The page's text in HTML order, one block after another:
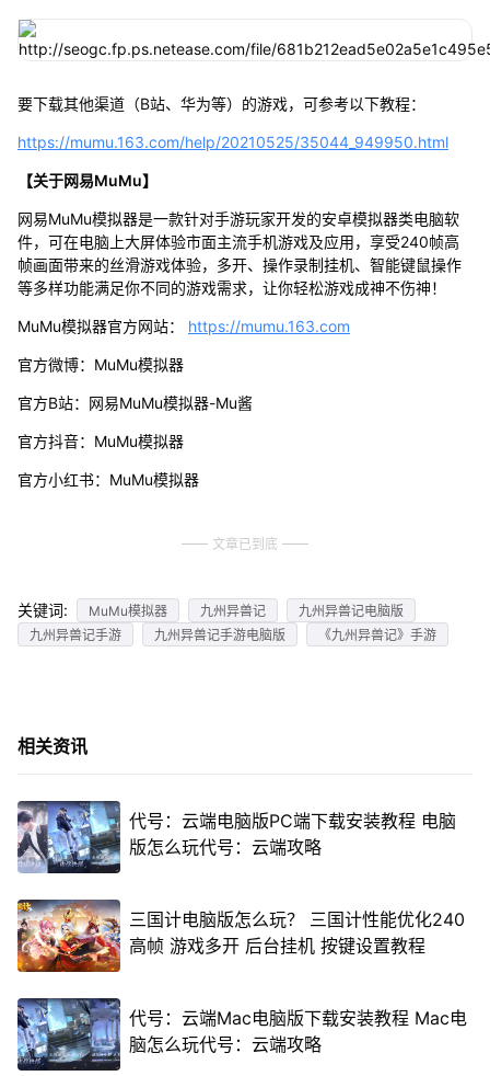
要下载其他渠道（B站、华为等）的游戏，可参考以下教程：
https://mumu.163.com/help/20210525/35044_949950.html
【关于网易MuMu】
网易MuMu模拟器是一款针对手游玩家开发的安卓模拟器类电脑软
件，可在电脑上大屏体验市面主流手机游戏及应用，享受240帧高
帧画面带来的丝滑游戏体验，多开、操作录制挂机、智能键鼠操作
等多样功能满足你不同的游戏需求，让你轻松游戏成神不伤神！
MuMu模拟器官方网站： https://mumu.163.com
官方微博：MuMu模拟器
官方B站：网易MuMu模拟器-Mu酱
官方抖音：MuMu模拟器
官方小红书：MuMu模拟器
文章已到底
关键词: MuMu模拟器 九州异兽记
九州异兽记电脑版
九州异兽记手游
九州异兽记手游电脑版 《九州异兽记》手游
相关资讯
代号：云端电脑版PC端下载安装教程 电脑
版怎么玩代号：云端攻略
三国计电脑版怎么玩？ 三国计性能优化240
高帧 游戏多开 后台挂机 按键设置教程
代号：云端Mac电脑版下载安装教程 Mac电
脑怎么玩代号：云端攻略